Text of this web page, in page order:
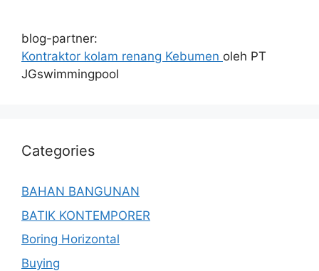
blog-partner:
Kontraktor kolam renang Kebumen oleh PT
JGswimmingpool
Categories
BAHAN BANGUNAN
BATIK KONTEMPORER
Boring Horizontal
Buying